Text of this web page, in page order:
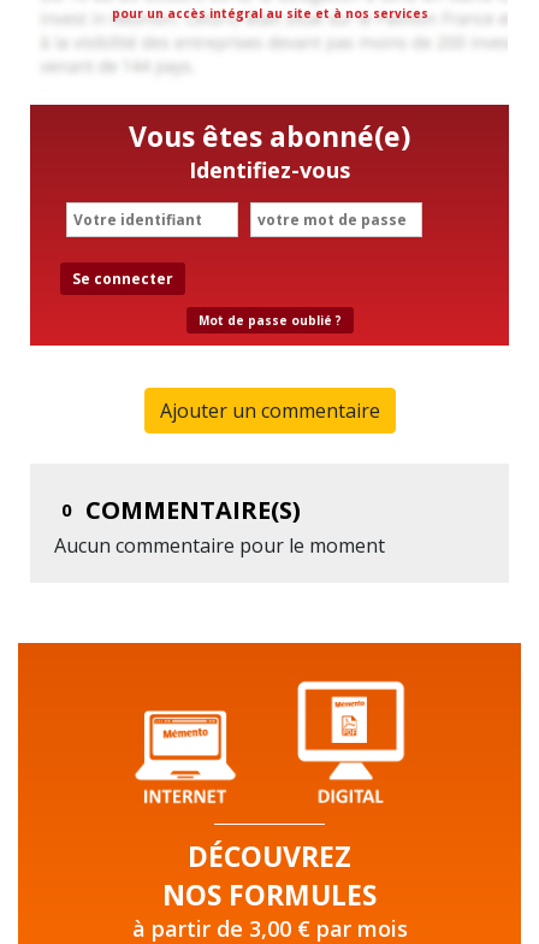
pour un accès intégral au site et à nos services
Vous êtes abonné(e)
Identifiez-vous
Se connecter
Mot de passe oublié ?
Ajouter un commentaire
0 COMMENTAIRE(S)
Aucun commentaire pour le moment
DÉCOUVREZ
NOS FORMULES
à partir de 3,00 € par mois